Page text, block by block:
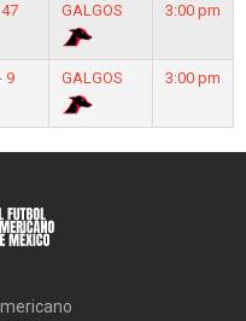
GALGOS 3:00 pm
9 GALGOS 3:00 pm